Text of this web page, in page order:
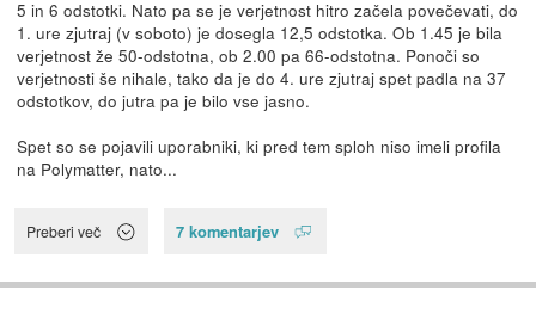
5 in 6 odstotki. Nato pa se je verjetnost hitro začela povečevati, do
1. ure zjutraj (v soboto) je dosegla 12,5 odstotka. Ob 1.45 je bila
verjetnost že 50-odstotna, ob 2.00 pa 66-odstotna. Ponoči so
verjetnosti še nihale, tako da je do 4. ure zjutraj spet padla na 37
odstotkov, do jutra pa je bilo vse jasno.
Spet so se pojavili uporabniki, ki pred tem sploh niso imeli profila
na Polymatter, nato...
Preberi več 7 komentarjev